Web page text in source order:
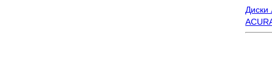
Диски